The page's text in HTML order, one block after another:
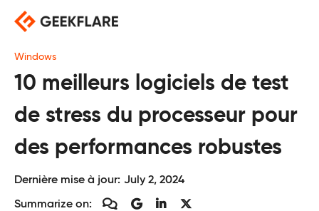
Skip
content
Windows
10 meilleurs logiciels de test
de stress du processeur pour
des performances robustes
Dernière mise à jour: July 2, 2024
Summarize on: